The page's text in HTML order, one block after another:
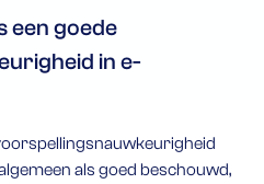
een goede
in e-
als goed beschouwd,